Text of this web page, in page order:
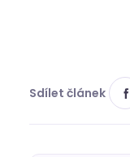
Sdílet článek